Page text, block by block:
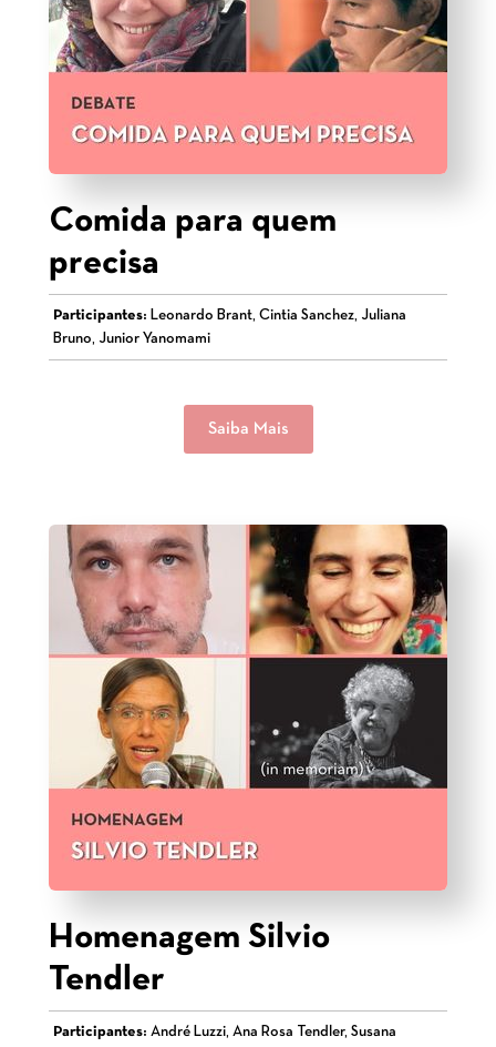
Comida para quem
precisa
Participantes: Leonardo Brant, Cintia Sanchez, Juliana
Bruno, Junior Yanomami
Saiba Mais
Homenagem Silvio
Tendler
Participantes: André Luzzi, Ana Rosa Tendler, Susana